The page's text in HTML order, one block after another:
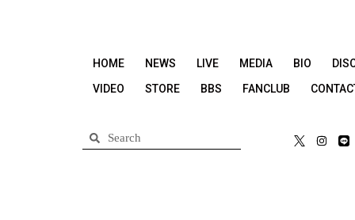
HOME NEWS LIVE MEDIA BIO
VIDEO
STORE BBS FANCLUB